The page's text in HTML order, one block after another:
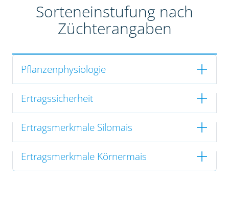
Sorteneinstufung nach
Züchterangaben
Pflanzenphysiologie
Ertragssicherheit
Ertragsmerkmale Silomais
Ertragsmerkmale Körnermais